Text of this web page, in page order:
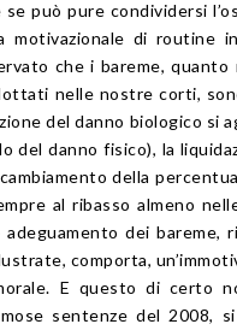
può pure condividersi
motivazionale di routine
che i bareme, quanto
nelle nostre corti,
del danno biologico si
del danno fisico), la
della
al ribasso almeno
dei
comporta,
E questo di certo
sentenze del 2008,